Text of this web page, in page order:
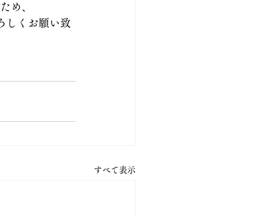
め、
しくお願い致
すべて表示